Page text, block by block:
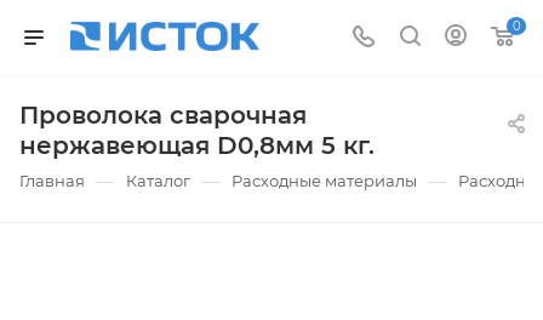
0
Проволока сварочная
нержавеющая D0,8мм 5 кг.
Главная — Каталог — Расходные материалы —